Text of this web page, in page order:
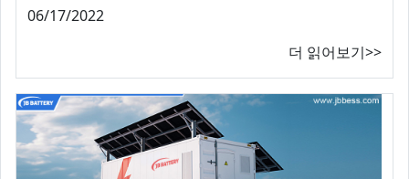
06/17/2022
더 읽어보기>>